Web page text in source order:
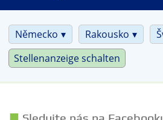
Německo Rakousko
Stellenanzeige schalten